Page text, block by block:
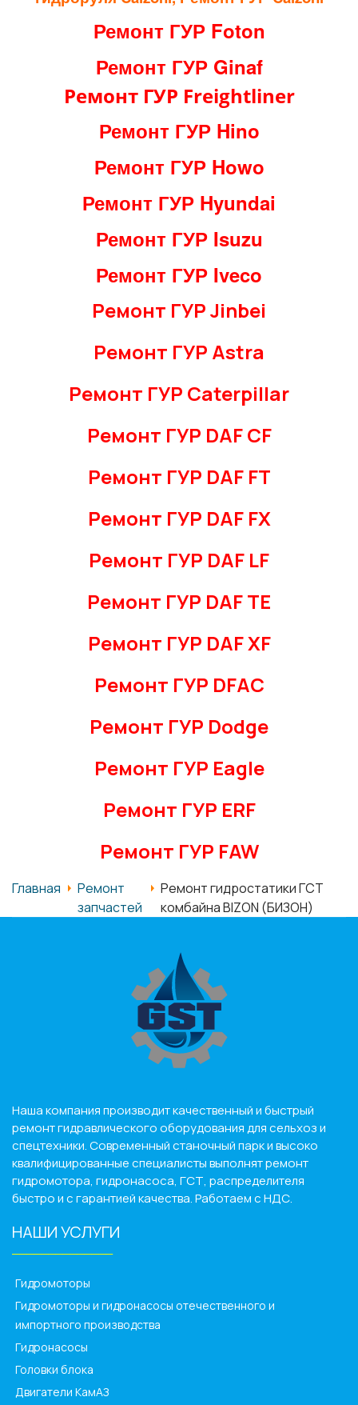
Ремонт ГУР Foton
Ремонт ГУР Ginaf
Ремонт ГУР Freightliner
Ремонт ГУР Hino
Ремонт ГУР Howo
Ремонт ГУР Hyundai
Ремонт ГУР Isuzu
Ремонт ГУР Iveco
Ремонт ГУР Jinbei
Ремонт ГУР Astra
Ремонт ГУР Caterpillar
Ремонт ГУР DAF CF
Ремонт ГУР DAF FT
Ремонт ГУР DAF FX
Ремонт ГУР DAF LF
Ремонт ГУР DAF TE
Ремонт ГУР DAF XF
Ремонт ГУР DFAC
Ремонт ГУР Dodge
Ремонт ГУР Eagle
Ремонт ГУР ERF
Ремонт ГУР FAW
Главная
Ремонт
запчастей
Ремонт гидростатики ГСТ
комбайна BIZON (БИЗОН)
Наша компания производит качественный и быстрый
ремонт гидравлического оборудования для сельхоз и
спецтехники. Современный станочный парк и высоко
квалифицированные специалисты выполнят ремонт
гидромотора, гидронасоса, ГСТ, распределителя
быстро и с гарантией качества. Работаем с НДС.
НАШИ УСЛУГИ
Гидромоторы
Гидромоторы и гидронасосы отечественного и
импортного производства
Гидронасосы
Головки блока
Двигатели КамАЗ